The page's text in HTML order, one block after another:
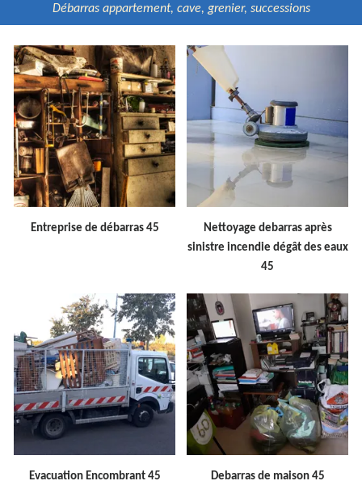
Débarras appartement, cave, grenier, successions
Entreprise de débarras 45
Nettoyage debarras après
sinistre incendie dégât des eaux
45
Evacuation Encombrant 45 Debarras de maison 45